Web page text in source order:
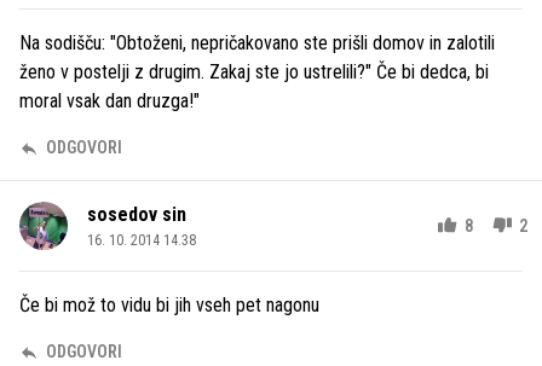
Na sodišču: "Obtoženi, nepričakovano ste prišli domov in zalotili
ženo v postelji z drugim. Zakaj ste jo ustrelili?" Če bi dedca, bi
moral vsak dan druzga!"
ODGOVORI
sosedov sin
16. 10. 2014 14.38
8 2
Če bi mož to vidu bi jih vseh pet nagonu
ODGOVORI